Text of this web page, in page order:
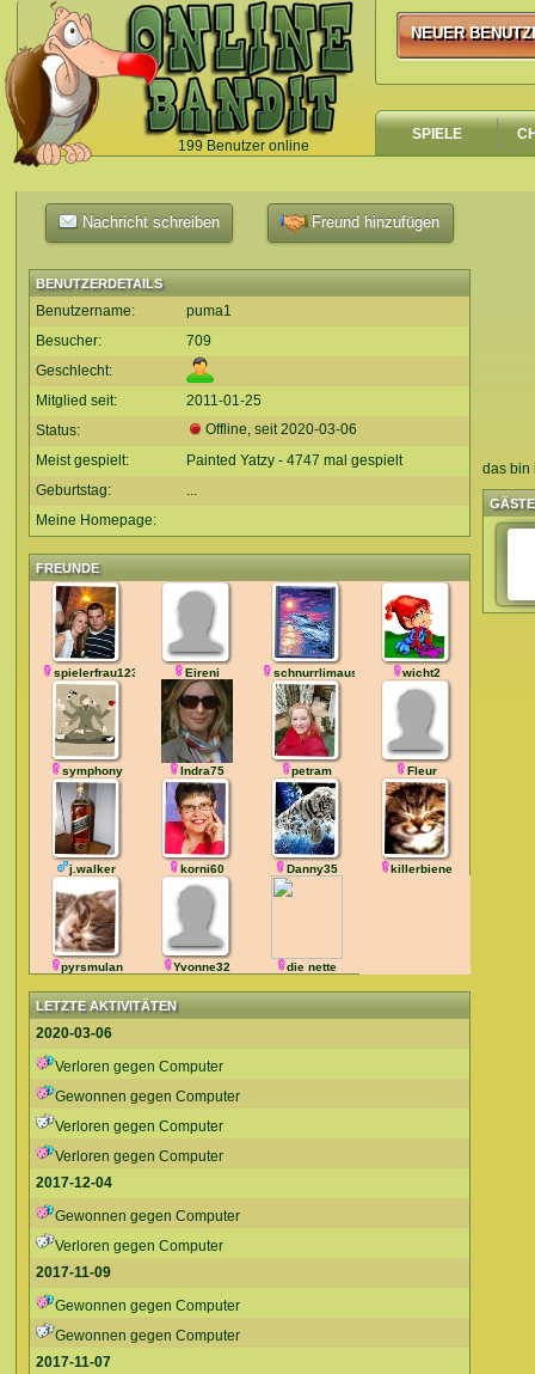
199 Benutzer online
`
NEUER
NEUER
SPIELE
Nachricht schreiben Freund hinzufügen
BENUTZERDETAILS
Benutzername:
puma1
Besucher:
709
Geschlecht:
Mitglied seit:
2011-01-25
Status:
Offline, seit2020-03-06
Meist gespielt:
Painted Yatzy - 4747 mal gespielt
Geburtstag:
...
Meine Homepage:
FREUNDE
spielerfrau123 Eireni schnurrlimaus wicht2
symphony Indra75 petram Fleur
j.walker korni60 Danny35 killerbiene
pyrsmulan Yvonne32 die nette
LETZTE AKTIVITÄTEN
2020-03-06
Verloren gegen Computer
Gewonnen gegen Computer
Verloren gegen Computer
Verloren gegen Computer
2017-12-04
Gewonnen gegen Computer
Verloren gegen Computer
2017-11-09
Gewonnen gegen Computer
Gewonnen gegen Computer
2017-11-07
das bin